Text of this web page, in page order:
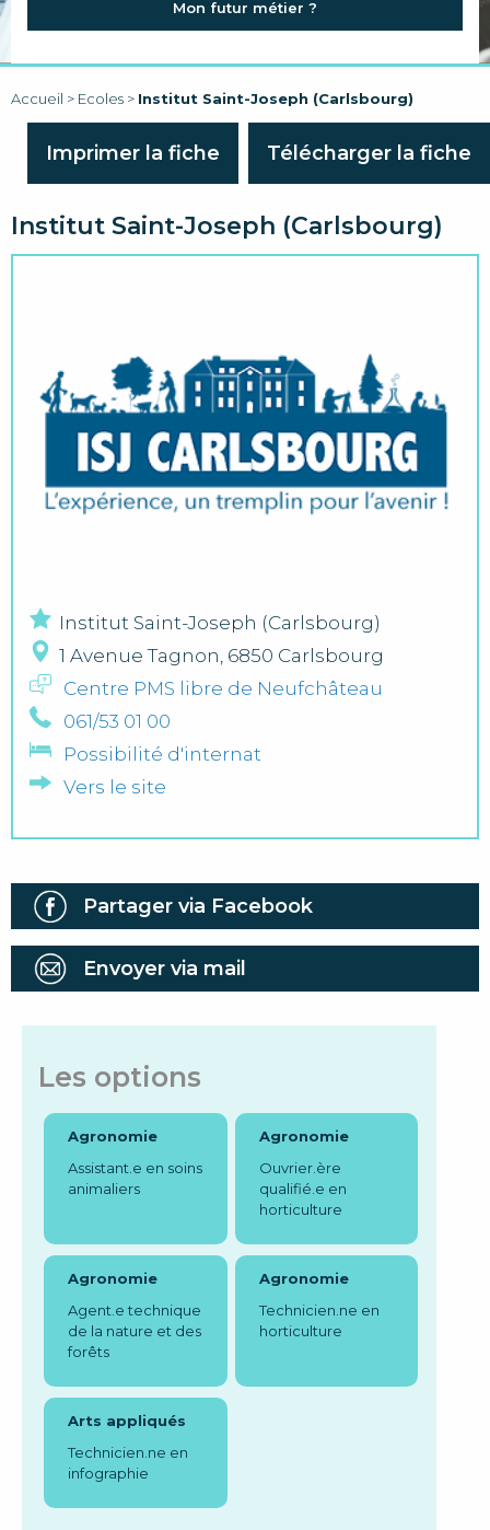
LIENS
Mon futur métier ?
Accueil > Ecoles > Institut Saint-Joseph (Carlsbourg)
Institut Saint-Joseph (Carlsbourg)
Institut Saint-Joseph (Carlsbourg)
1 Avenue Tagnon, 6850 Carlsbourg
Centre PMS libre de Neufchâteau
061/53 01 00
Possibilité d'internat
Vers le site
Partager via Facebook
Envoyer via mail
Imprimer la fiche Télécharger la fiche
Les options
Agronomie
Assistant.e en soins
animaliers
Agronomie
Ouvrier.ère
qualifié.e en
horticulture
Agronomie
Agent.e technique
de la nature et des
forêts
Agronomie
Technicien.ne en
horticulture
Arts appliqués
Technicien.ne en
infographie